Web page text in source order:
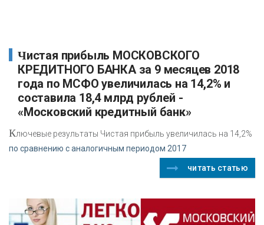
Чистая прибыль МОСКОВСКОГО
КРЕДИТНОГО БАНКА за 9 месяцев 2018
года по МСФО увеличилась на 14,2% и
составила 18,4 млрд рублей -
«Московский кредитный банк»
Ключевые результаты Чистая прибыль увеличилась на 14,2%
по сравнению с аналогичным периодом 2017
читать статью